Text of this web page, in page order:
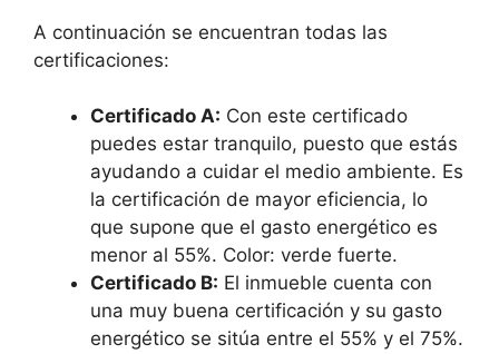
A continuación se encuentran todas las
certificaciones:
Certificado A: Con este certificado
puedes estar tranquilo, puesto que estás
ayudando a cuidar el medio ambiente. Es
la certificación de mayor eficiencia, lo
que supone que el gasto energético es
menor al 55%. Color: verde fuerte.
Certificado B: El inmueble cuenta con
una muy buena certificación y su gasto
energético se sitúa entre el 55% y el 75%.